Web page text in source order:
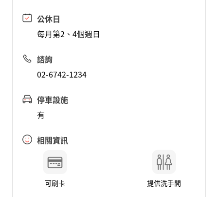
公休日
每月第2、4個週日
諮詢
02-6742-1234
停車設施
有
相關資訊
可刷卡 提供洗手間